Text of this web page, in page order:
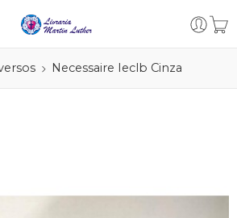
Necessaire Ieclb Cinza